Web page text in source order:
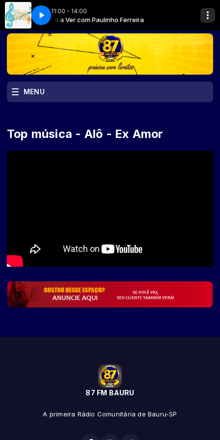
11:00 - 14:00
Tudo a Ver com Paulinho Ferreira
MENU
Top música - Alô - Ex Amor
87 FM BAURU
A primeira Rádio Comunitária de Bauru-SP